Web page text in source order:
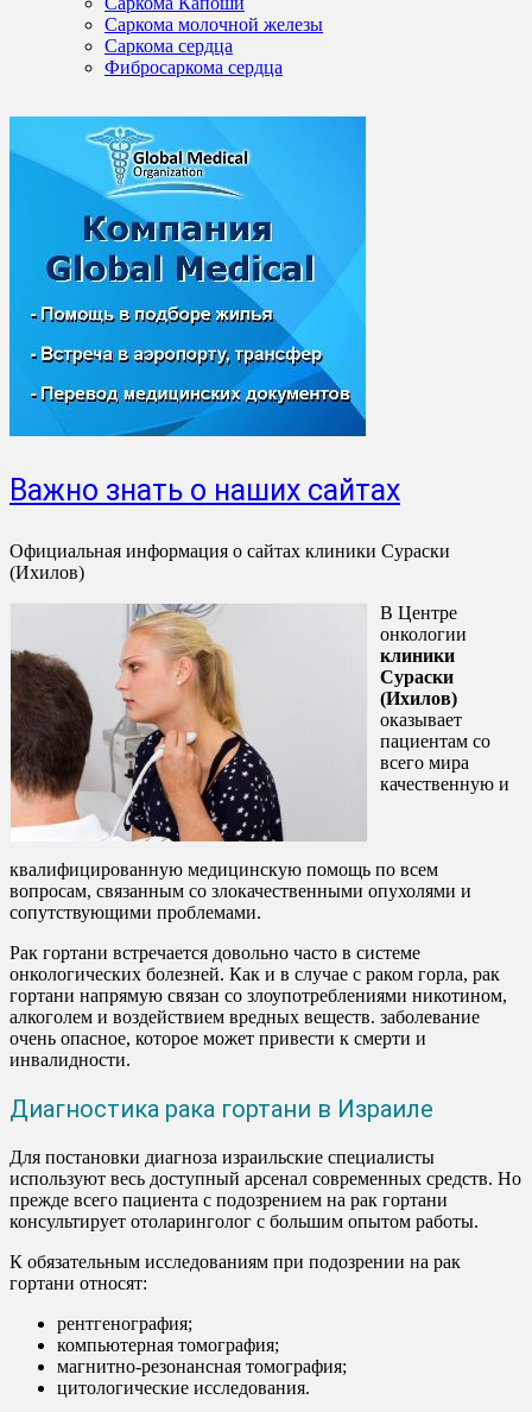
Саркома молочной железы
Саркома сердца
Фибросаркома сердца
Важно знать о наших сайтах
Официальная информация о сайтах клиники Сураски
(Ихилов)
В Центре
онкологии
клиники
Сураски
(Ихилов)
оказывает
пациентам со
всего мира
качественную и
квалифицированную медицинскую помощь по всем
вопросам, связанным со злокачественными опухолями и
сопутствующими проблемами.
Рак гортани встречается довольно часто в системе
онкологических болезней. Как и в случае с раком горла, рак
гортани напрямую связан со злоупотреблениями никотином,
алкоголем и воздействием вредных веществ. заболевание
очень опасное, которое может привести к смерти и
инвалидности.
Диагностика рака гортани в Израиле
Для постановки диагноза израильские специалисты
используют весь доступный арсенал современных средств. Но
прежде всего пациента с подозрением на рак гортани
консультирует отоларинголог с большим опытом работы.
К обязательным исследованиям при подозрении на рак
гортани относят:
рентгенография;
компьютерная томография;
магнитно-резонансная томография;
цитологические исследования.